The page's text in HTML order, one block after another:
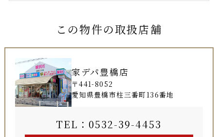
この物件の取扱店舗
家デパ豊橋店
〒441-8052
愛知県豊橋市柱三番町136番地
TEL：0532-39-4453